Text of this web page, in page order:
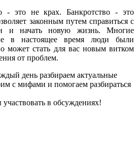
- это не крах. Банкротство - это
законным путем справиться с
и начать новую жизнь. Многие
в настоящее время люди были
может стать для вас новым витком
от проблем.
день разбираем актуальные
с мифами и помогаем разбираться
в обсуждениях!